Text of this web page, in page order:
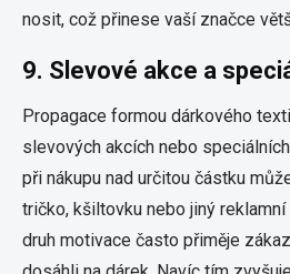
nosit, což přinese vaší značce
9. Slevové akce a
Propagace formou dárkového
slevových akcích nebo
při nákupu nad určitou částku
tričko, kšiltovku nebo jiný
druh motivace často přiměje